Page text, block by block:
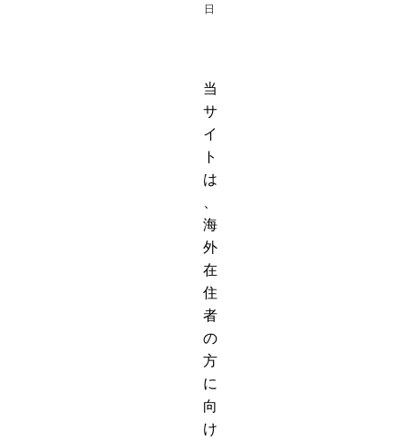
日
当
サ
イ
ト
は
海
外
在
住
者
の
方
に
向
け